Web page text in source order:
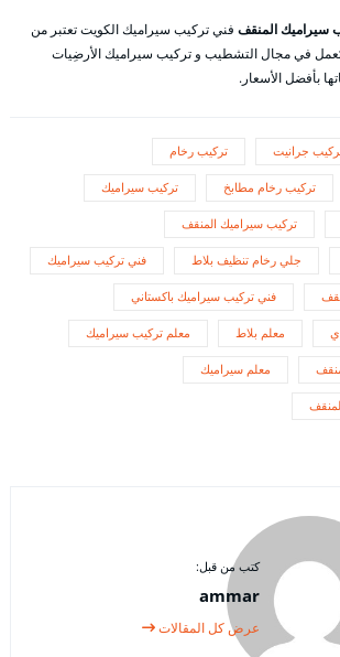
سيراميك المنقف فني تركيب سيراميك الكويت تعتبر من
تَعمل في مجال التشطيب و تركيب سيراميك الأرضِيات
بأفضل الأسعار.
جرانيت تركيب رخام
تركيب رخام مطابخ تركيب سيراميك
تركيب سيراميك المنقف
جلي رخام تنظيف بلاط فني تركيب سيراميك
فني تركيب سيراميك باكستاني
معلم بلاط معلم تركيب سيراميك
معلم سيراميك
كتب من قبل:
ammar
عرض كل المقالات